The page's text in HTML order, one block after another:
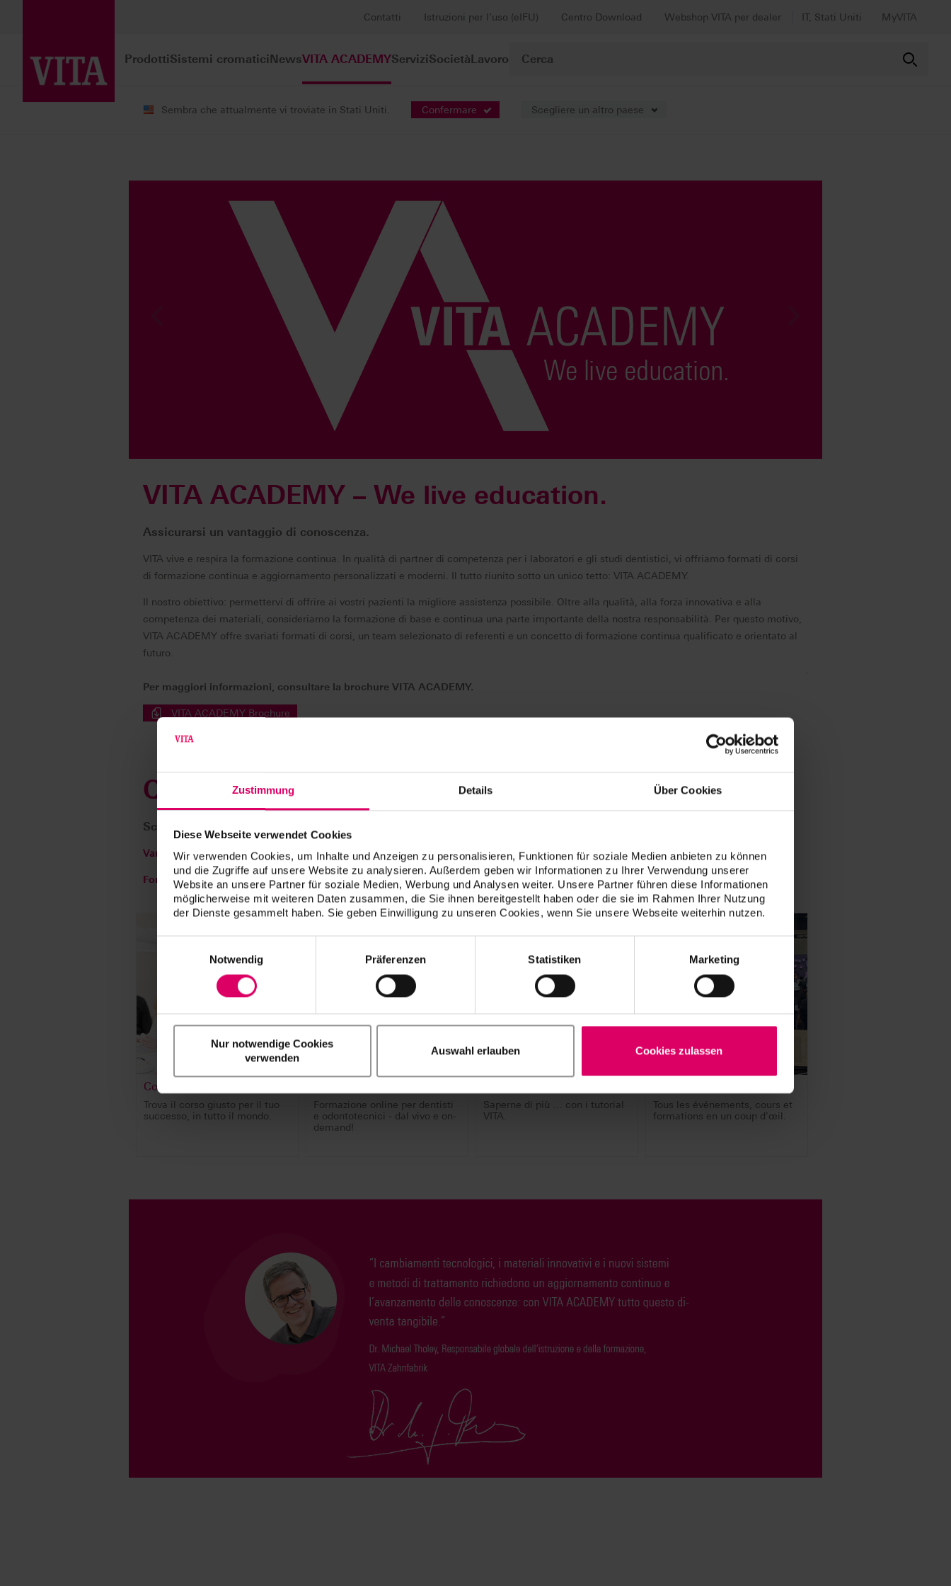
Zustimmung Details Über Cookies
Diese Webseite verwendet Cookies
Wir verwenden Cookies, um Inhalte und Anzeigen zu personalisieren, Funktionen für soziale Medien anbieten zu können
und die Zugriffe auf unsere Website zu analysieren. Außerdem geben wir Informationen zu Ihrer Verwendung unserer
Website an unsere Partner für soziale Medien, Werbung und Analysen weiter. Unsere Partner führen diese Informationen
möglicherweise mit weiteren Daten zusammen, die Sie ihnen bereitgestellt haben oder die sie im Rahmen Ihrer Nutzung
der Dienste gesammelt haben. Sie geben Einwilligung zu unseren Cookies, wenn Sie unsere Webseite weiterhin nutzen.
Notwendig
Präferenzen Statistiken Marketing
Nur notwendige Cookies
verwenden
Auswahl erlauben Cookies zulassen
Contatti Istruzioni per l’uso (eIFU) Centro Download Webshop VITA per dealer IT, Stati Uniti MyVITA
ProdottiSistemi cromaticiNewsVITA ACADEMYServiziSocietàLavoro
Sembra che attualmente vi troviate in Stati Uniti. Confermare
Scegliere un altro paese
VITA ACADEMY – We live education.
Assicurarsi un vantaggio di conoscenza.
VITA vive e respira la formazione continua. In qualità di partner di competenza per i laboratori e gli studi dentistici, vi offriamo formati di corsi
di formazione continua e aggiornamento personalizzati e moderni. Il tutto riunito sotto un unico tetto: VITA ACADEMY.
Il nostro obiettivo: permettervi di offrire ai vostri pazienti la migliore assistenza possibile. Oltre alla qualità, alla forza innovativa e alla
competenza dei materiali, consideriamo la formazione di base e continua una parte importante della nostra responsabilità. Per questo motivo,
VITA ACADEMY offre svariati formati di corsi, un team selezionato di referenti e un concetto di formazione continua qualificato e orientato al
futuro.
Per maggiori informazioni, consultare la brochure VITA ACADEMY.
VITA ACADEMY Brochure
Qualifica - su misura per voi.
Scoprite qui il nostro nuovo concetto:
Varietà - dai corsi di base a quelli per esperti: Scegliete in modo specifico, in base alle vostre esigenze.
Formati dei corsi - da quelli in presenza a quelli online: Teoria e pratica combinate.
Corsi
Trova il corso giusto per il tuo
successo, in tutto il mondo.
Formazione online per dentisti
e odontotecnici - dal vivo e on-
demand!
Saperne di più … con i tutorial
VITA.
Tous les événements, cours et
formations en un coup d'œil.